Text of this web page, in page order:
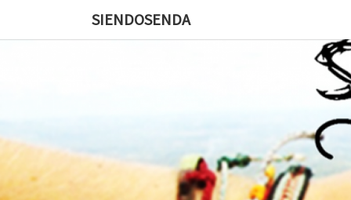
SIENDOSENDA